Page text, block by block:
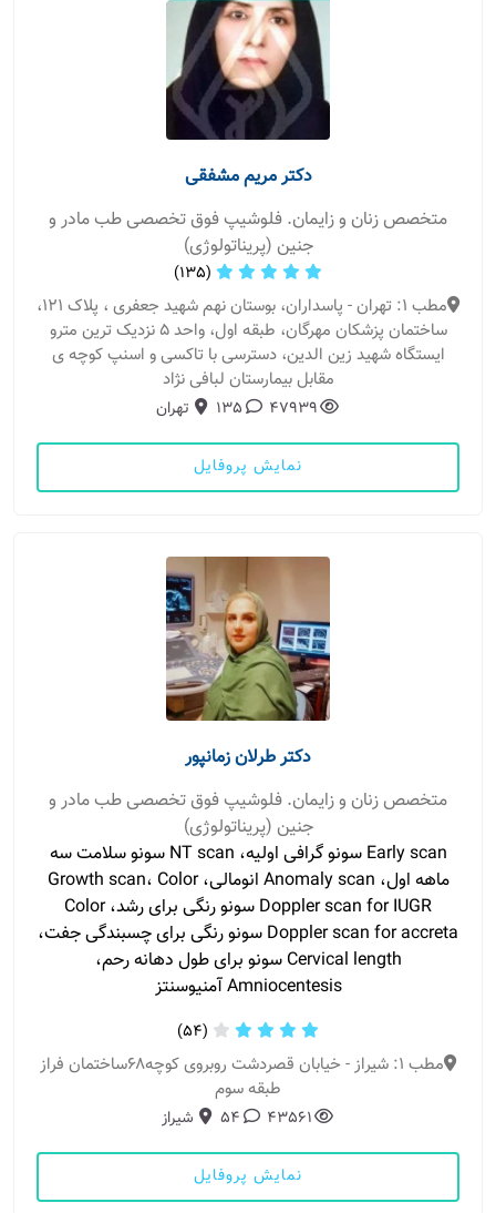
دکتر مریم مشفقی
متخصص زنان و زایمان. فلوشیپ فوق تخصصی طب مادر و
جنین (پریناتولوژی)
(135)
مطب 1: تهران - پاسداران، بوستان نهم شهید جعفری ، پلاک 121،
ساختمان پزشکان مهرگان، طبقه اول، واحد 5 نزدیک ترین مترو
ایستگاه شهید زین الدین، دسترسی با تاکسی و اسنپ کوچه ی
مقابل بیمارستان لبافی نژاد
47939
135 تهران
نمایش پروفایل
دکتر طرلان زمانپور
متخصص زنان و زایمان. فلوشیپ فوق تخصصی طب مادر و
جنین (پریناتولوژی)
Early scan سونو گرافی اولیه، NT scan سونو سلامت سه
ماهه اول، Anomaly scan انومالی، Growth scan، Color
Doppler scan for IUGR سونو رنگی برای رشد، Color
Doppler scan for accreta سونو رنگی برای چسبندگی جفت،
Cervical length سونو برای طول دهانه رحم،
Amniocentesis آمنیوسنتز
(54)
مطب 1: شیراز - خیابان قصردشت روبروی کوچه۶۸ساختمان فراز
طبقه سوم
43561
54 شیراز
نمایش پروفایل